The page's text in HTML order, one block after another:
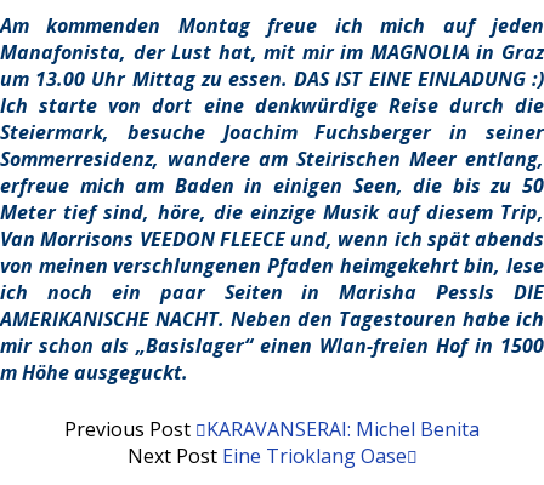
Am kommenden Montag freue ich mich auf jeden
Manafonista, der Lust hat, mit mir im MAGNOLIA in Graz
um 13.00 Uhr Mittag zu essen. DAS IST EINE EINLADUNG :)
Ich starte von dort eine denkwürdige Reise durch die
Steiermark, besuche Joachim Fuchsberger in seiner
Sommerresidenz, wandere am Steirischen Meer entlang,
erfreue mich am Baden in einigen Seen, die bis zu 50
Meter tief sind, höre, die einzige Musik auf diesem Trip,
Van Morrisons VEEDON FLEECE und, wenn ich spät abends
von meinen verschlungenen Pfaden heimgekehrt bin, lese
ich noch ein paar Seiten in Marisha Pessls DIE
AMERIKANISCHE NACHT. Neben den Tagestouren habe ich
mir schon als „Basislager“ einen Wlan-freien Hof in 1500
m Höhe ausgeguckt.
Previous Post
KARAVANSERAI: Michel Benita
Next Post Eine Trioklang Oase